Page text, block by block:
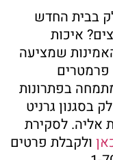
בבית החדש
איכות
שמציעה
בפתרונות
בסגנון גרניט
אליה. לסקירת
ולקבלת פרטים